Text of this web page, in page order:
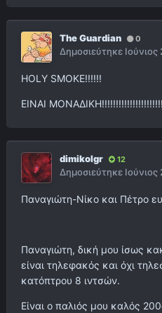
The Guardian 0
Δημοσιεύτηκε
HOLY SMOKE!!!!!!
ΕΙΝΑΙ ΜΟΝΑΔΙΚΗ!!!!!!!!!!!!!!!!!!!!!!
dimikolgr 12
Δημοσιεύτηκε
Παναγιώτη-Νίκο και Πέτρο
Παναγιώτη, δική μου ίσως
είναι τηλεφακός και όχι
κατόπτρου 8 ιντσών.
Είναι ο παλιός μου καλός